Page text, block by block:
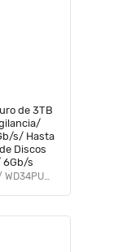
de 3TB
s/ Hasta
Discos
6Gb/s
WESTERN DIGITAL / WDC1490058 / WD34PURZ